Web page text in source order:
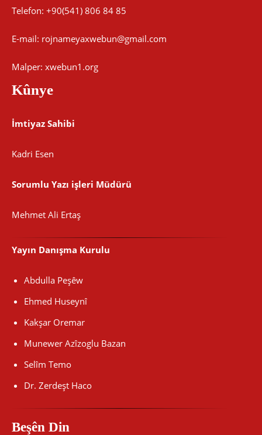
Telefon: +90(541) 806 84 85
E-mail: rojnameyaxwebun@gmail.com
Malper: xwebun1.org
Kûnye
İmtiyaz Sahibi
Kadri Esen
Sorumlu Yazı işleri Müdürü
Mehmet Ali Ertaş
Yayın Danışma Kurulu
Abdulla Peşêw
Ehmed Huseynî
Kakşar Oremar
Munewer Azîzoglu Bazan
Selîm Temo
Dr. Zerdeşt Haco
Beşên Din